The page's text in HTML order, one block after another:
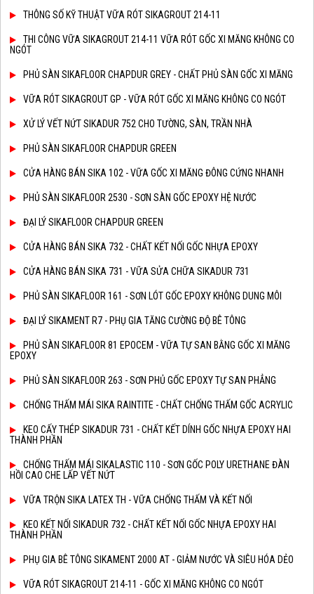
THÔNG SỐ KỸ THUẬT VỮA RÓT SIKAGROUT 214-11
THI CÔNG VỮA SIKAGROUT 214-11 VỮA RÓT GỐC XI MĂNG KHÔNG CO
NGÓT
PHỦ SÀN SIKAFLOOR CHAPDUR GREY - CHẤT PHỦ SÀN GỐC XI MĂNG
VỮA RÓT SIKAGROUT GP - VỮA RÓT GỐC XI MĂNG KHÔNG CO NGÓT
XỬ LÝ VẾT NỨT SIKADUR 752 CHO TƯỜNG, SÀN, TRẦN NHÀ
PHỦ SÀN SIKAFLOOR CHAPDUR GREEN
CỬA HÀNG BÁN SIKA 102 - VỮA GỐC XI MĂNG ĐÔNG CỨNG NHANH
PHỦ SÀN SIKAFLOOR 2530 - SƠN SÀN GỐC EPOXY HỆ NƯỚC
ĐẠI LÝ SIKAFLOOR CHAPDUR GREEN
CỬA HÀNG BÁN SIKA 732 - CHẤT KẾT NỐI GỐC NHỰA EPOXY
CỬA HÀNG BÁN SIKA 731 - VỮA SỬA CHỮA SIKADUR 731
PHỦ SÀN SIKAFLOOR 161 - SƠN LÓT GỐC EPOXY KHÔNG DUNG MÔI
ĐẠI LÝ SIKAMENT R7 - PHỤ GIA TĂNG CƯỜNG ĐỘ BÊ TÔNG
PHỦ SÀN SIKAFLOOR 81 EPOCEM - VỮA TỰ SAN BẰNG GỐC XI MĂNG
EPOXY
PHỦ SÀN SIKAFLOOR 263 - SƠN PHỦ GỐC EPOXY TỰ SAN PHẲNG
CHỐNG THẤM MÁI SIKA RAINTITE - CHẤT CHỐNG THẤM GỐC ACRYLIC
KEO CẤY THÉP SIKADUR 731 - CHẤT KẾT DÍNH GỐC NHỰA EPOXY HAI
THÀNH PHẦN
CHỐNG THẤM MÁI SIKALASTIC 110 - SƠN GỐC POLY URETHANE ĐÀN
HỒI CAO CHE LẤP VẾT NỨT
VỮA TRỘN SIKA LATEX TH - VỮA CHỐNG THẤM VÀ KẾT NỐI
KEO KẾT NỐI SIKADUR 732 - CHẤT KẾT NỐI GỐC NHỰA EPOXY HAI
THÀNH PHẦN
PHỤ GIA BÊ TÔNG SIKAMENT 2000 AT - GIẢM NƯỚC VÀ SIÊU HÓA DẺO
VỮA RÓT SIKAGROUT 214-11 - GỐC XI MĂNG KHÔNG CO NGÓT